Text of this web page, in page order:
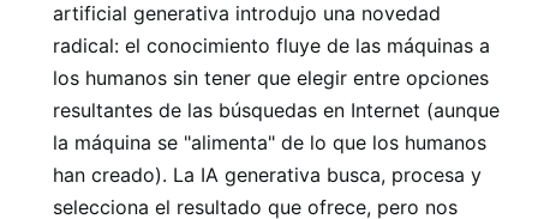
artificial generativa introdujo una novedad
radical: el conocimiento fluye de las máquinas a
los humanos sin tener que elegir entre opciones
resultantes de las búsquedas en Internet (aunque
la máquina se "alimenta" de lo que los humanos
han creado). La IA generativa busca, procesa y
selecciona el resultado que ofrece, pero nos